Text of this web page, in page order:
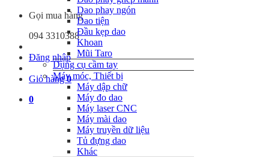
Gọi mua hàng
094 3310388
Đăng nhập
Giỏ hàng0
0
Dao phay ngón
Dao tiện
Đầu kẹp dao
Khoan
Mũi Taro
Dụng cụ cầm tay
Máy móc, Thiết bị
Máy dập chữ
Máy đo dao
Máy laser CNC
Máy mài dao
Máy truyền dữ liệu
Tủ đựng dao
Khác